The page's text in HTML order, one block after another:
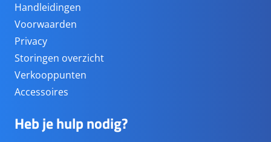
Handleidingen
Voorwaarden
Privacy
Storingen overzicht
Verkooppunten
Accessoires
Heb je hulp nodig?